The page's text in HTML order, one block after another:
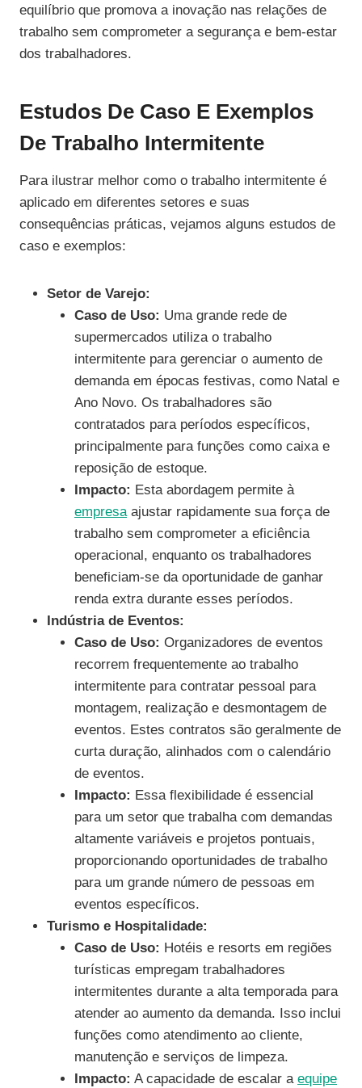
equilíbrio que promova a inovação nas relações de
trabalho sem comprometer a segurança e bem-estar
dos trabalhadores.
Estudos De Caso E Exemplos
De Trabalho Intermitente
Para ilustrar melhor como o trabalho intermitente é
aplicado em diferentes setores e suas
consequências práticas, vejamos alguns estudos de
caso e exemplos:
Setor de Varejo:
Caso de Uso: Uma grande rede de
supermercados utiliza o trabalho
intermitente para gerenciar o aumento de
demanda em épocas festivas, como Natal e
Ano Novo. Os trabalhadores são
contratados para períodos específicos,
principalmente para funções como caixa e
reposição de estoque.
Impacto: Esta abordagem permite à
empresaajustar rapidamente sua força de
trabalho sem comprometer a eficiência
operacional, enquanto os trabalhadores
beneficiam-se da oportunidade de ganhar
renda extra durante esses períodos.
Indústria de Eventos:
Caso de Uso: Organizadores de eventos
recorrem frequentemente ao trabalho
intermitente para contratar pessoal para
montagem, realização e desmontagem de
eventos. Estes contratos são geralmente de
curta duração, alinhados com o calendário
de eventos.
Impacto: Essa flexibilidade é essencial
para um setor que trabalha com demandas
altamente variáveis e projetos pontuais,
proporcionando oportunidades de trabalho
para um grande número de pessoas em
eventos específicos.
Turismo e Hospitalidade:
Caso de Uso: Hotéis e resorts em regiões
turísticas empregam trabalhadores
intermitentes durante a alta temporada para
atender ao aumento da demanda. Isso inclui
funções como atendimento ao cliente,
manutenção e serviços de limpeza.
Impacto: A capacidade de escalar a equipe